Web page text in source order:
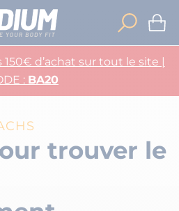
d’achat sur tout le site |
: BA20
trouver le